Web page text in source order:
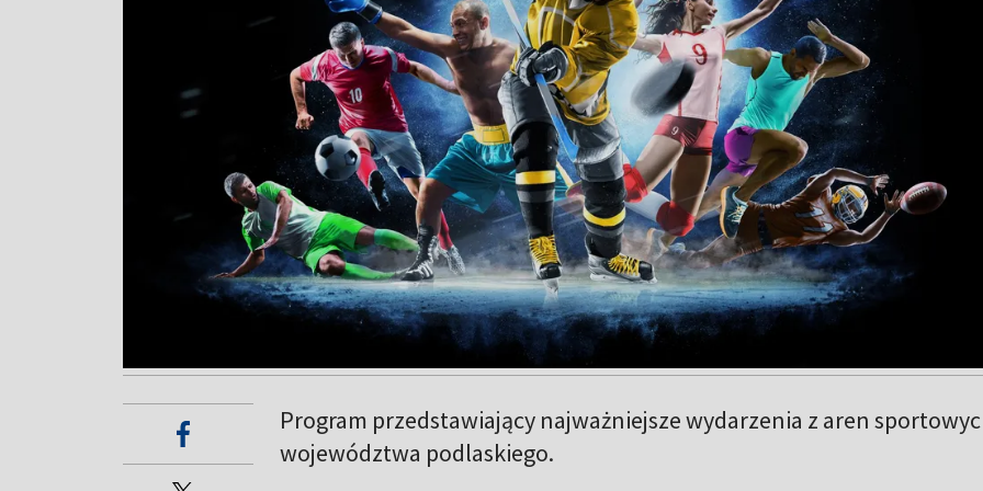
Program przedstawiający najważniejsze wydarzenia z aren
województwa podlaskiego.